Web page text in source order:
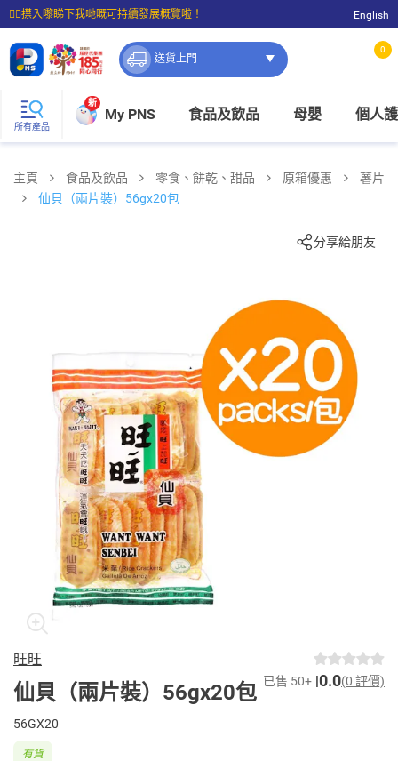
☝🏼㩒入嚟睇下我哋嘅可持續發展概覽啦！
⭐購物滿$399即享免費送貨；滿$100即可免費店取。
English
送貨上門
0
所有產品
新
My PNS 食品及飲品 母嬰 個人
主頁 食品及飲品 零食、餅乾、甜品 原箱優惠
薯片
仙貝（兩片裝）56gx20包
分享給朋友
旺旺
仙貝（兩片裝）56gx20包 已售 50+ 0.0(0 評價)
56GX20
有貨